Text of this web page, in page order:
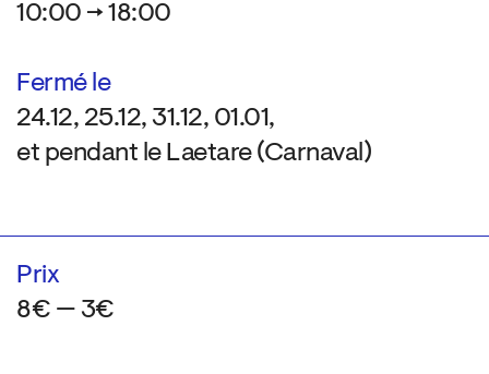
10:00 → 18:00
Fermé le
24.12, 25.12, 31.12, 01.01,
et pendant le Laetare (Carnaval)
Prix
8€ — 3€